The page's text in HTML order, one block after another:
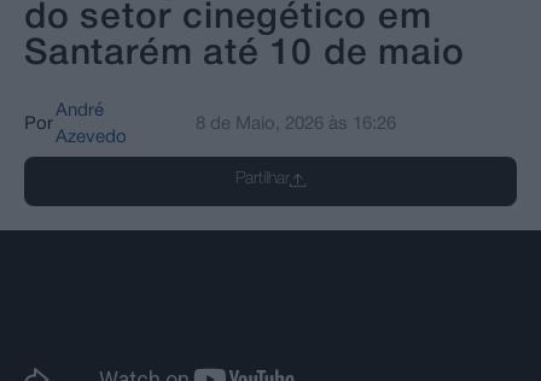
do setor cinegético em
Santarém até 10 de maio
Por
André
Azevedo
8 de Maio, 2026 às 16:26
Partilhar